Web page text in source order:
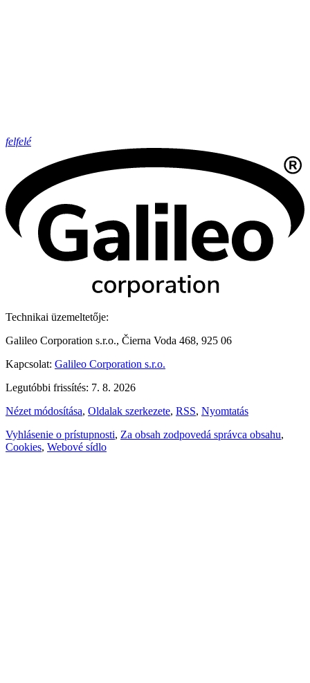
felfelé
Technikai üzemeltetője:
Galileo Corporation s.r.o., Čierna Voda 468, 925 06
Kapcsolat: Galileo Corporation s.r.o.
Legutóbbi frissítés: 7. 8. 2026
Nézet módosítása, Oldalak szerkezete, RSS, Nyomtatás
Vyhlásenie o prístupnosti, Za obsah zodpovedá správca obsahu,
Cookies, Webové sídlo